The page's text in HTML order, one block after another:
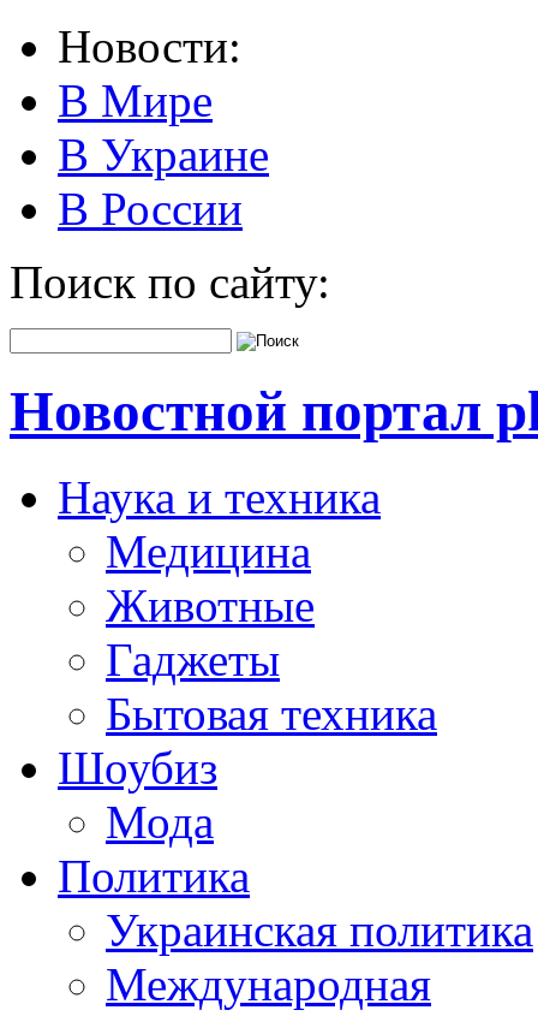
Новости:
В Мире
В Украине
В России
Поиск по сайту:
Новостной портал
Наука и техника
Медицина
Животные
Гаджеты
Бытовая техника
Шоубиз
Мода
Политика
Украинская политика
Международная